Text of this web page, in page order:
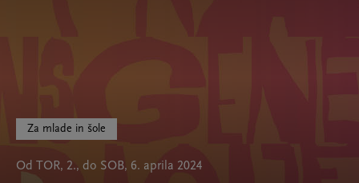
Za mlade in šole
Od TOR, 2., do SOB, 6. aprila 2024